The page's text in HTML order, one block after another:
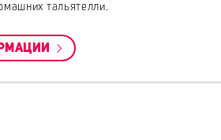
тальятелли.